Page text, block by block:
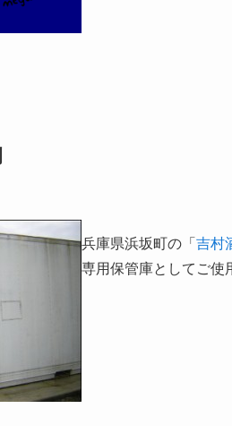
兵庫県浜坂町の「 吉村
専用保管庫としてご使